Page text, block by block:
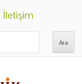
İletişim